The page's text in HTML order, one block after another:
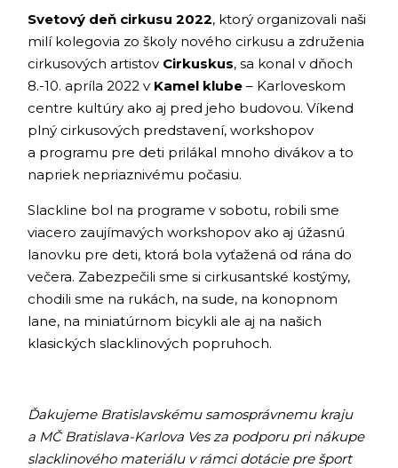
Svetový deň cirkusu 2022, ktorý organizovali naši
milí kolegovia zo školy nového cirkusu a združenia
cirkusových artistov Cirkuskus, sa konal v dňoch
8.-10. apríla 2022 v Kamel klube – Karloveskom
centre kultúry ako aj pred jeho budovou. Víkend
plný cirkusových predstavení, workshopov
a programu pre deti prilákal mnoho divákov a to
napriek nepriaznivému počasiu.
Slackline bol na programe v sobotu, robili sme
viacero zaujímavých workshopov ako aj úžasnú
lanovku pre deti, ktorá bola vyťažená od rána do
večera. Zabezpečili sme si cirkusantské kostýmy,
chodili sme na rukách, na sude, na konopnom
lane, na miniatúrnom bicykli ale aj na našich
klasických slacklinových popruhoch.
Ďakujeme Bratislavskému samosprávnemu kraju
a MČ Bratislava-Karlova Ves za podporu pri nákupe
slacklinového materiálu v rámci dotácie pre šport